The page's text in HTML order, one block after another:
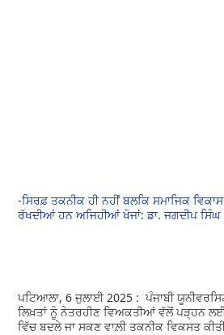
-ਸਿਰਫ਼ ਤਕਨੀਕ ਹੀ ਨਹੀਂ ਬਲਕਿ ਸਮਾਜਿਕ
ਰੱਖਦੀਆਂ ਹਨ ਅਜਿਹੀਆਂ ਖੋਜਾਂ: ਡਾ. ਜਗਦੀਪ ਸਿੰਘ
ਪਟਿਆਲਾ, 6 ਜੁਲਾਈ 2025 : ਪੰਜਾਬੀ
ਲਿਖ਼ਤਾਂ ਨੂੰ ਨੇਤਰਹੀਣ ਵਿਅਕਤੀਆਂ ਵੱਲੋਂ ਪੜ੍ਹਨ ਲਈ
ਵਿੱਚ ਬਦਲੇ ਜਾ ਸਕਣ ਵਾਲ਼ੀ ਤਕਨੀਕ ਵਿਕਸਤ